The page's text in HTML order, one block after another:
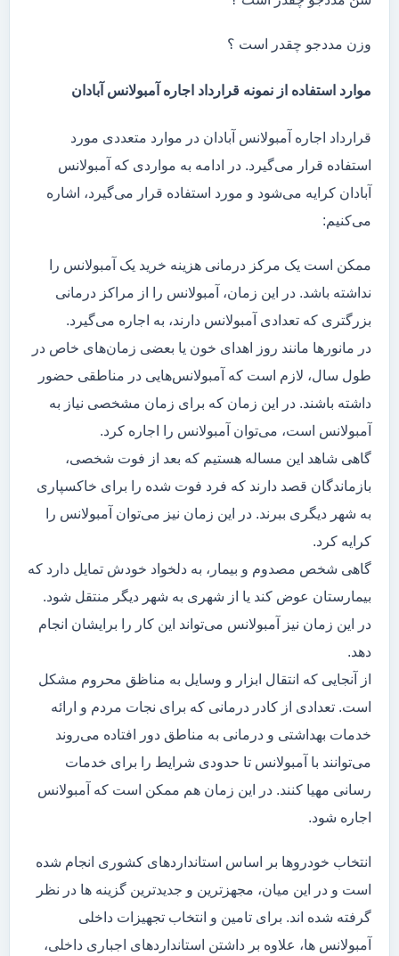
وزن مددجو چقدر است ؟
موارد استفاده از نمونه قرارداد اجاره آمبولانس آبادان
قرارداد اجاره آمبولانس آبادان در موارد متعددی مورد
استفاده قرار می‌گیرد. در ادامه به مواردی که آمبولانس
آبادان کرایه می‌شود و مورد استفاده قرار می‌گیرد، اشاره
می‌کنیم:
ممکن است یک مرکز درمانی هزینه خرید یک آمبولانس را
نداشته باشد. در این زمان، آمبولانس را از مراکز درمانی
بزرگتری که تعدادی آمبولانس دارند، به اجاره می‌گیرد.
در مانور‌ها مانند روز اهدای خون یا بعضی زمان‌های خاص در
طول سال، لازم است که آمبولانس‌هایی در مناطقی حضور
داشته باشند. در این زمان که برای زمان مشخصی نیاز به
آمبولانس است، می‌توان آمبولانس را اجاره کرد.
گاهی شاهد این مساله هستیم که بعد از فوت شخصی،
بازماندگان قصد دارند که فرد فوت شده را برای خاکسپاری
به شهر دیگری ببرند. در این زمان نیز می‌توان آمبولانس را
کرایه کرد.
گاهی شخص مصدوم و بیمار، به دلخواد خودش تمایل دارد که
بیمارستان عوض کند یا از شهری به شهر دیگر منتقل شود.
در این زمان نیز آمبولانس می‌تواند این کار را برایشان انجام
دهد.
از آنجایی که انتقال ابزار و وسایل به مناظق محروم مشکل
است. تعدادی از کادر درمانی که برای نجات مردم و ارائه
خدمات بهداشتی و درمانی به مناطق دور افتاده می‌روند
می‌توانند با آمبولانس تا حدودی شرایط را برای خدمات
رسانی مهیا کنند. در این زمان هم ممکن است که آمبولانس
اجاره شود.
انتخاب خودروها بر اساس استانداردهای کشوری انجام شده
است و در این میان، مجهزترین و جدیدترین گزینه ها در نظر
گرفته شده اند. برای تامین و انتخاب تجهیزات داخلی
آمبولانس ها، علاوه بر داشتن استانداردهای اجباری داخلی،